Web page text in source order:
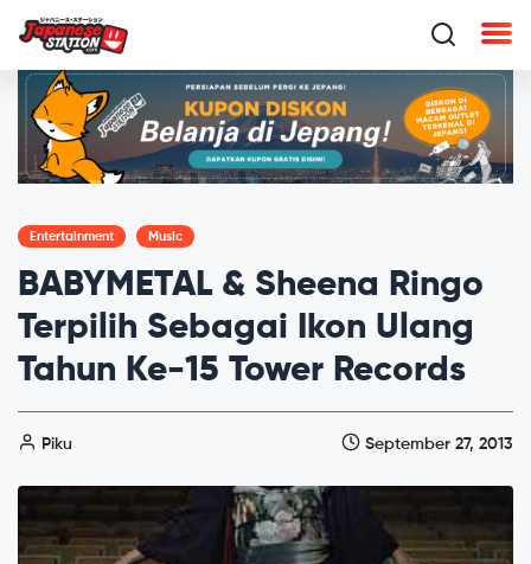
Entertainment Music
BABYMETAL & Sheena Ringo
Terpilih Sebagai Ikon Ulang
Tahun Ke-15 Tower Records
Piku September 27, 2013